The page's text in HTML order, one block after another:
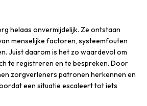
helaas onvermijdelijk. Ze ontstaan
menselijke factoren, systeemfouten
Juist daarom is het zo waardevol om
te registreren en te bespreken. Door
zorgverleners patronen herkennen en
een situatie escaleert tot iets